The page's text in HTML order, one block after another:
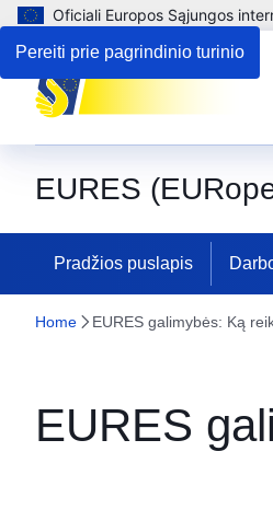
Pereiti prie pagrindinio turinio
Oficiali Europos Sąjungos
EURES
Pradžios puslapis
Home EURES galimybės: Ką
EURES